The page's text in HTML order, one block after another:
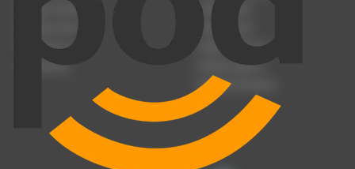
Podcast hochladen
Podcast-Events
Registrierung
Anmeldung
Podcast-Jobs
Podcast-Push
Podcast-Werbung
Podcast-Agentur
Podcast-Produktion